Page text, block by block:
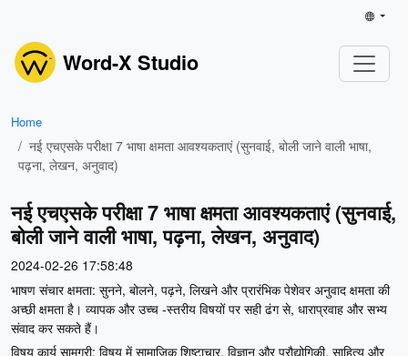
Word-X Studio
Home
नई एचएसके परीक्षा 7 भाषा क्षमता आवश्यकताएं (सुनवाई, बोली जाने वाली भाषा,
पढ़ना, लेखन, अनुवाद)
नई एचएसके परीक्षा 7 भाषा क्षमता आवश्यकताएं (सुनवाई,
बोली जाने वाली भाषा, पढ़ना, लेखन, अनुवाद)
2024-02-26 17:58:48
भाषण संचार क्षमता: सुनने, बोलने, पढ़ने, लिखने और प्रारंभिक पेशेवर अनुवाद क्षमता की
अच्छी क्षमता है। व्यापक और उच्च -स्तरीय विषयों पर सही ढंग से, धाराप्रवाह और सभ्य
संवाद कर सकते हैं।
विषय कार्य सामग्री: विषय में सामाजिक शिष्टाचार, विज्ञान और प्रौद्योगिकी, साहित्य और